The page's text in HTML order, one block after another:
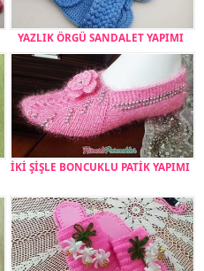
YAZLIK ÖRGÜ SANDALET YAPIMI
İKİ ŞİŞLE BONCUKLU PATİK YAPIMI